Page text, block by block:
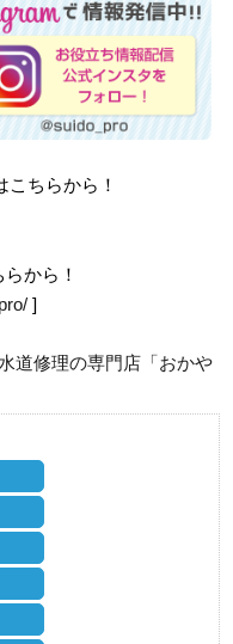
ちらから！
から！
]
道修理の専門店「おかや